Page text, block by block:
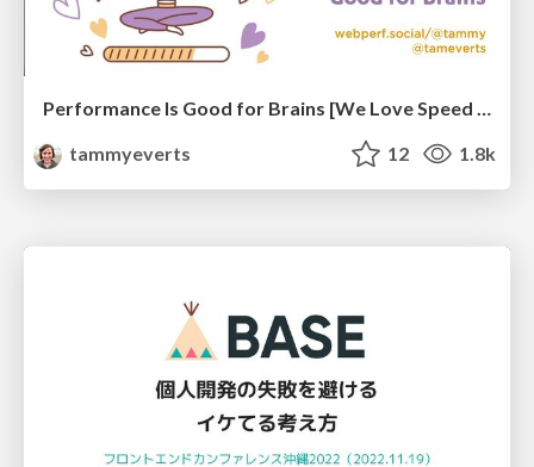
Performance Is Good for Brains [We Love Speed 2024]
tammyeverts
12 1.8k